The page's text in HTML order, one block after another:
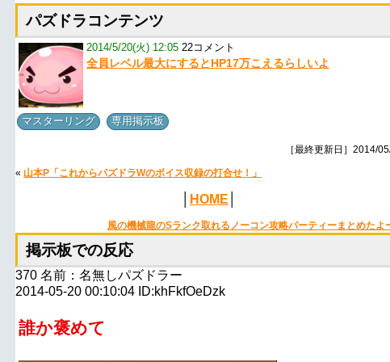
パズドラコンテンツ
2014/5/20(火) 12:05 22コメント
全員レベル最大にするとHP17万こえるらしいよ
マスターリング 専用掲示板
［最終更新日］2014/
« 山本P「これからパズドラWのボイス収録の打合せ！」
HOME
風の機械龍のSランク取れるノーコン攻略パーティーまとめたよ
掲示板での反応
370 名前： 名無しパズドラー
2014-05-20 00:10:04 ID:khFkfOeDzk
誰か褒めて